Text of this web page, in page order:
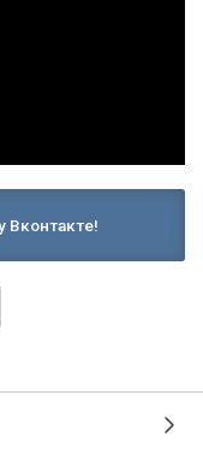
Вконтакте!